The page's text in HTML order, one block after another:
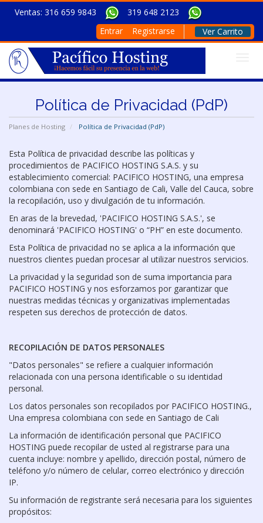
Ventas: 316 659 9843
319 648 2123
Entrar
Registrarse Ver Carrito
Política de Privacidad (PdP)
Planes de Hosting Política de Privacidad (PdP)
Esta Política de privacidad describe las políticas y
procedimientos de PACIFICO HOSTING S.A.S. y su
establecimiento comercial: PACIFICO HOSTING, una empresa
colombiana con sede en Santiago de Cali, Valle del Cauca, sobre
la recopilación, uso y divulgación de tu información.
En aras de la brevedad, 'PACIFICO HOSTING S.A.S.', se
denominará 'PACIFICO HOSTING' o “PH” en este documento.
Esta Política de privacidad no se aplica a la información que
nuestros clientes puedan procesar al utilizar nuestros servicios.
La privacidad y la seguridad son de suma importancia para
PACIFICO HOSTING y nos esforzamos por garantizar que
nuestras medidas técnicas y organizativas implementadas
respeten sus derechos de protección de datos.
RECOPILACIÓN DE DATOS PERSONALES
"Datos personales" se refiere a cualquier información
relacionada con una persona identificable o su identidad
personal.
Los datos personales son recopilados por PACIFICO HOSTING.,
Una empresa colombiana con sede en Santiago de Cali
La información de identificación personal que PACIFICO
HOSTING puede recopilar de usted al registrarse para una
cuenta incluye: nombre y apellido, dirección postal, número de
teléfono y/o número de celular, correo electrónico y dirección
IP.
Su información de registrante será necesaria para los siguientes
propósitos: